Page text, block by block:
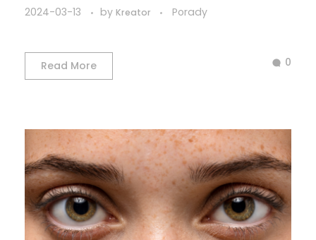
2024-03-13 by Kreator Porady
Read More 0